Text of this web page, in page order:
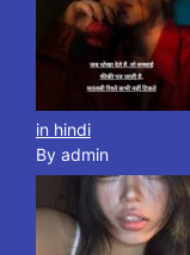
in hindi
By admin